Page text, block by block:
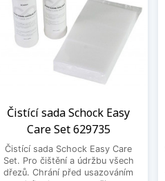
Čistící sada Schock Easy
Care Set 629735
Čistící sada Schock Easy Care
Set. Pro čištění a údržbu všech
dřezů. Chrání před usazováním